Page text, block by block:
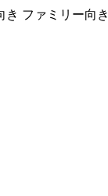
ファミリー向き